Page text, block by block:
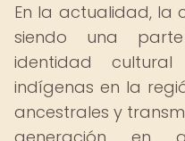
En la actualidad, la
siendo una
identidad
indígenas en la
ancestrales y